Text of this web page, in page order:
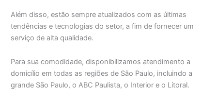
Além disso, estão sempre atualizados com as últimas
tendências e tecnologias do setor, a fim de fornecer um
serviço de alta qualidade.
Para sua comodidade, disponibilizamos atendimento a
domicílio em todas as regiões de São Paulo, incluindo a
grande São Paulo, o ABC Paulista, o Interior e o Litoral.